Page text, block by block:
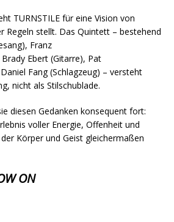
TURNSTILE für eine Vision von
Regeln stellt. Das Quintett – bestehend
Franz
Ebert (Gitarre), Pat
Fang (Schlagzeug) – versteht
nicht als Stilschublade.
diesen Gedanken konsequent fort:
voller Energie, Offenheit und
Körper und Geist gleichermaßen
ON